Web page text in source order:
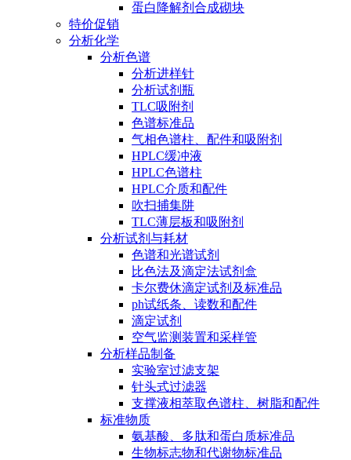
蛋白降解剂合成砌块
特价促销
分析化学
分析色谱
分析进样针
分析试剂瓶
TLC吸附剂
色谱标准品
气相色谱柱、配件和吸附剂
HPLC缓冲液
HPLC色谱柱
HPLC介质和配件
吹扫捕集阱
TLC薄层板和吸附剂
分析试剂与耗材
色谱和光谱试剂
比色法及滴定法试剂盒
卡尔费休滴定试剂及标准品
ph试纸条、读数和配件
滴定试剂
空气监测装置和采样管
分析样品制备
实验室过滤支架
针头式过滤器
支撑液相萃取色谱柱、树脂和配件
标准物质
氨基酸、多肽和蛋白质标准品
生物标志物和代谢物标准品